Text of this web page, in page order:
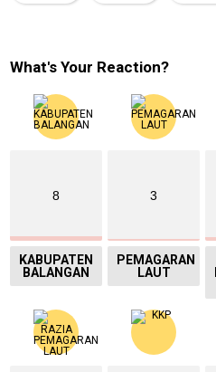
What's Your Reaction?
8
KABUPATEN
BALANGAN
3
PEMAGARAN
LAUT